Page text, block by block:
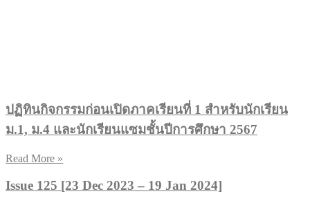
ปฏิทินกิจกรรมก่อนเปิดภาคเรียนที่ 1 สำหรับนักเรียน
ม.1, ม.4 และนักเรียนแซมชั้นปีการศึกษา 2567
Read More »
Issue 125 [23 Dec 2023 – 19 Jan 2024]